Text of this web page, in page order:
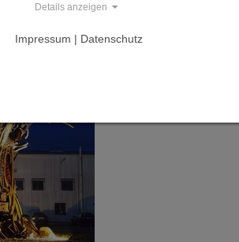
Details anzeigen
Impressum | Datenschutz